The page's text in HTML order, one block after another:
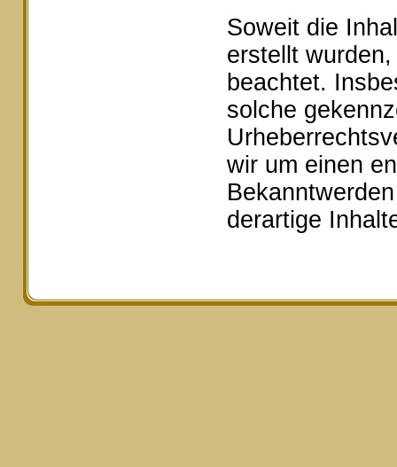
Soweit die
erstellt
beachtet.
solche
wir um einen
derartige